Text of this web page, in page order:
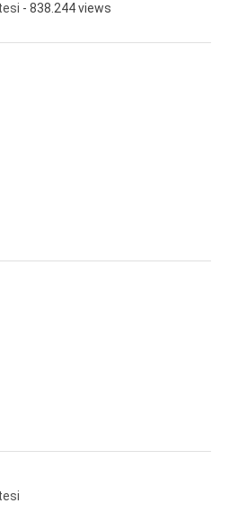
- 838.244 views